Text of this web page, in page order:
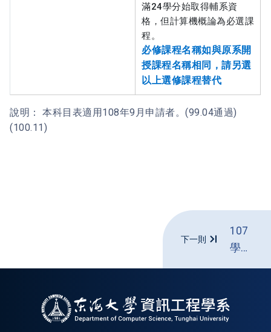
滿24學分始取得輔系資
格，但計算機概論為必選課
程。
必修課程名稱如與原系開
授課程名稱相同，請另選
以上選修課程替代
說明： 本科目表適用108年9月申請者。(99.04通過)
(100.11)
下一則
107
學年